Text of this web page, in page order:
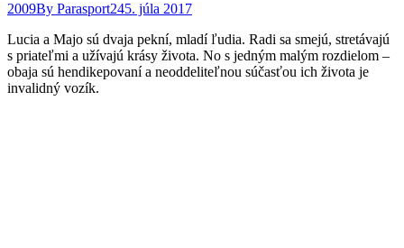
2009By Parasport245. júla 2017
Lucia a Majo sú dvaja pekní, mladí ľudia. Radi sa smejú, stretávajú
s priateľmi a užívajú krásy života. No s jedným malým rozdielom –
obaja sú hendikepovaní a neoddeliteľnou súčasťou ich života je
invalidný vozík.